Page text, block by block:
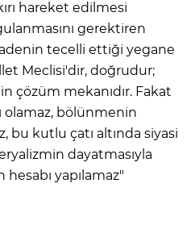
hareket edilmesi
gerektiren
tecelli ettiği yegane
Meclisi'dir, doğrudur;
çözüm mekanıdır. Fakat
olamaz, bölünmenin
bu kutlu çatı altında siyasi
dayatmasıyla
yapılamaz"